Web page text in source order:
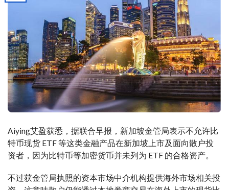
Aiying艾盈获悉，据联合早报，新加坡金管局表示不允许比
特币现货 ETF 等这类金融产品在新加坡上市及面向散户投
资者，因为比特币等加密货币并未列为 ETF 的合格资产。
不过获金管局执照的资本市场中介机构提供海外市场相关投